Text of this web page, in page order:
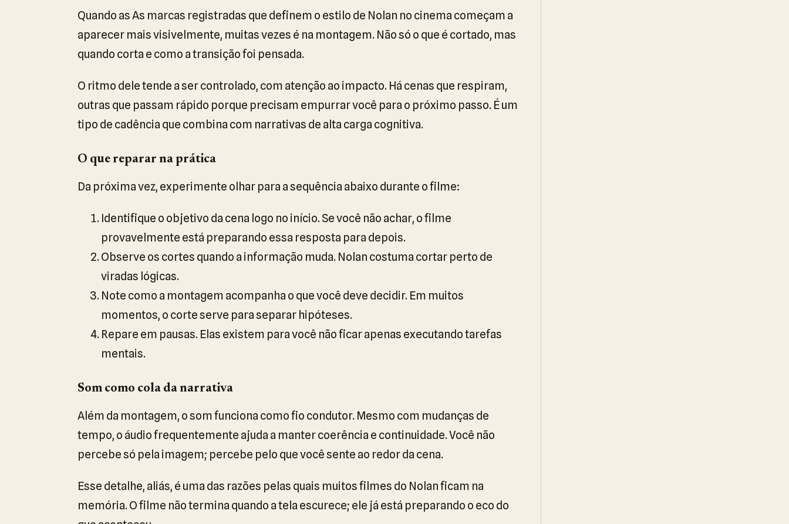
Quando as As marcas registradas que definem o estilo de Nolan no cinema começam a
aparecer mais visivelmente, muitas vezes é na montagem. Não só o que é cortado, mas
quando corta e como a transição foi pensada.
O ritmo dele tende a ser controlado, com atenção ao impacto. Há cenas que respiram,
outras que passam rápido porque precisam empurrar você para o próximo passo. É um
tipo de cadência que combina com narrativas de alta carga cognitiva.
O que reparar na prática
Da próxima vez, experimente olhar para a sequência abaixo durante o filme:
Identifique o objetivo da cena logo no início. Se você não achar, o filme
provavelmente está preparando essa resposta para depois.
Observe os cortes quando a informação muda. Nolan costuma cortar perto de
viradas lógicas.
Note como a montagem acompanha o que você deve decidir. Em muitos
momentos, o corte serve para separar hipóteses.
Repare em pausas. Elas existem para você não ficar apenas executando tarefas
mentais.
Som como cola da narrativa
Além da montagem, o som funciona como fio condutor. Mesmo com mudanças de
tempo, o áudio frequentemente ajuda a manter coerência e continuidade. Você não
percebe só pela imagem; percebe pelo que você sente ao redor da cena.
Esse detalhe, aliás, é uma das razões pelas quais muitos filmes do Nolan ficam na
memória. O filme não termina quando a tela escurece; ele já está preparando o eco do